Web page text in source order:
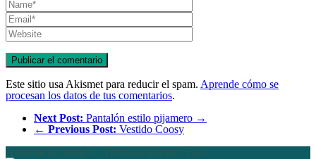
Este sitio usa Akismet para reducir el spam. Aprende cómo se
procesan los datos de tus comentarios.
Next Post: Pantalón estilo pijamero →
← Previous Post: Vestido Coosy
Asesoría de imagen – Personal shopper Vigo